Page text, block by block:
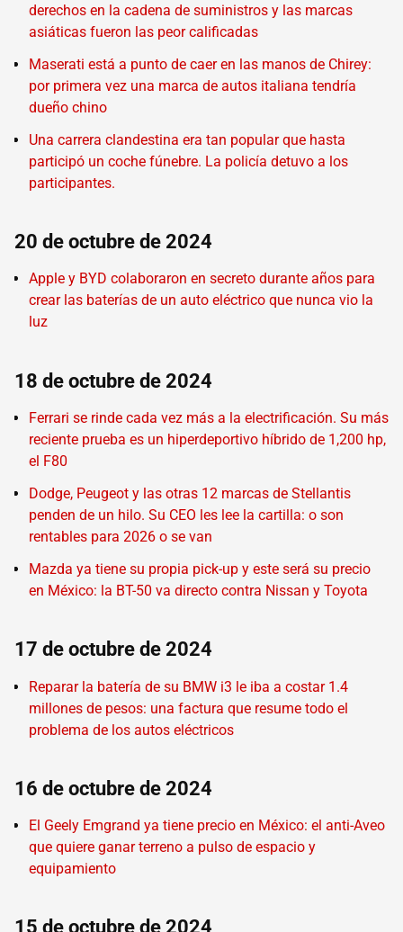
derechos en la cadena de suministros y las marcas
asiáticas fueron las peor calificadas
Maserati está a punto de caer en las manos de Chirey:
por primera vez una marca de autos italiana tendría
dueño chino
Una carrera clandestina era tan popular que hasta
participó un coche fúnebre. La policía detuvo a los
participantes.
20 de octubre de 2024
Apple y BYD colaboraron en secreto durante años para
crear las baterías de un auto eléctrico que nunca vio la
luz
18 de octubre de 2024
Ferrari se rinde cada vez más a la electrificación. Su más
reciente prueba es un hiperdeportivo híbrido de 1,200 hp,
el F80
Dodge, Peugeot y las otras 12 marcas de Stellantis
penden de un hilo. Su CEO les lee la cartilla: o son
rentables para 2026 o se van
Mazda ya tiene su propia pick-up y este será su precio
en México: la BT-50 va directo contra Nissan y Toyota
17 de octubre de 2024
Reparar la batería de su BMW i3 le iba a costar 1.4
millones de pesos: una factura que resume todo el
problema de los autos eléctricos
16 de octubre de 2024
El Geely Emgrand ya tiene precio en México: el anti-Aveo
que quiere ganar terreno a pulso de espacio y
equipamiento
15 de octubre de 2024